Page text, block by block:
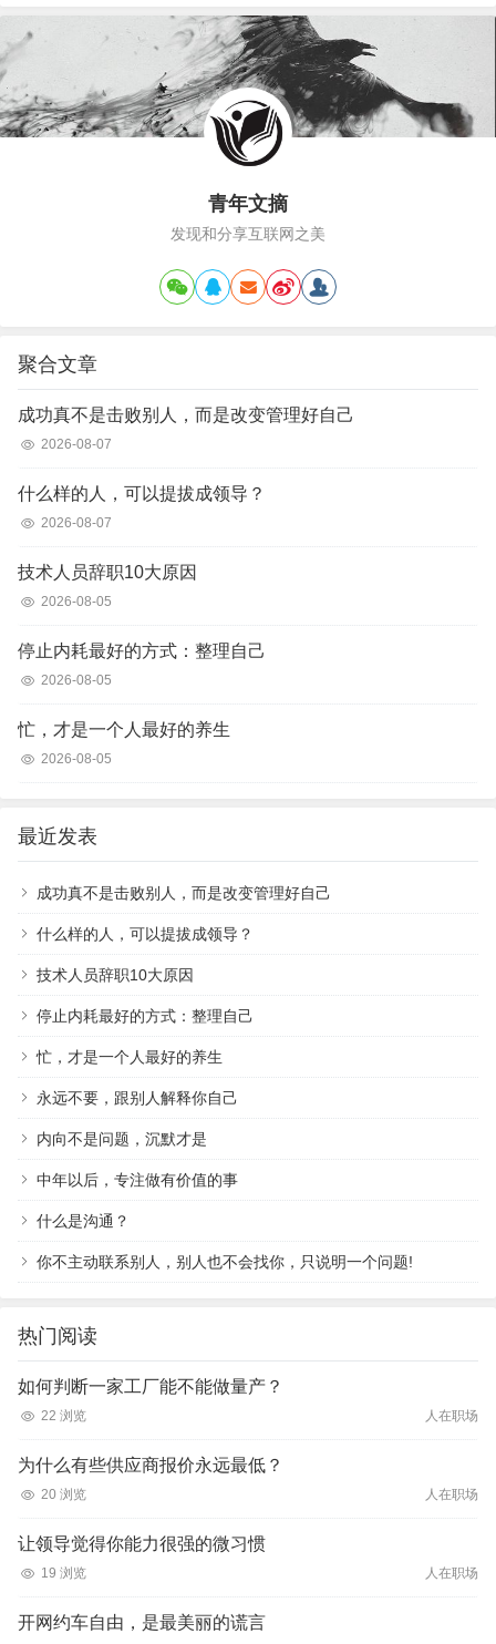
的内驱力我见过最扎心的一个案例，是一
个初二男孩。他从小在“考好了就奖励”的
模式下长大，从最初的…
青年文摘
发现和分享互联网之美
聚合文章
成功真不是击败别人，而是改变管理好自己
2026-08-07
什么样的人，可以提拔成领导？
2026-08-07
技术人员辞职10大原因
2026-08-05
停止内耗最好的方式：整理自己
2026-08-05
忙，才是一个人最好的养生
2026-08-05
最近发表
成功真不是击败别人，而是改变管理好自己
什么样的人，可以提拔成领导？
技术人员辞职10大原因
停止内耗最好的方式：整理自己
忙，才是一个人最好的养生
永远不要，跟别人解释你自己
内向不是问题，沉默才是
中年以后，专注做有价值的事
什么是沟通？
你不主动联系别人，别人也不会找你，只说明一个问题!
热门阅读
如何判断一家工厂能不能做量产？
22 浏览 人在职场
为什么有些供应商报价永远最低？
20 浏览 人在职场
让领导觉得你能力很强的微习惯
19 浏览 人在职场
开网约车自由，是最美丽的谎言